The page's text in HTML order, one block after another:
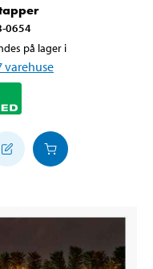
0654
på lager i
varehuse